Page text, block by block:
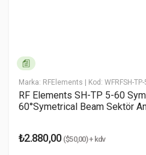
* Email Adresiniz
Marka: RFElements | Kod: WFRFSH-
RF Elements SH-TP 5-60
60°Symetrical Beam Sektör
₺2.880,00($50,00) + kdv